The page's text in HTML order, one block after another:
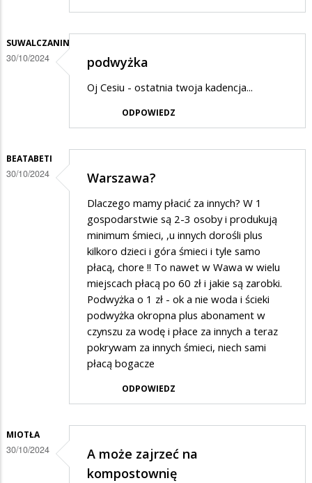
SUWALCZANIN
30/10/2024 podwyżka
Oj Cesiu - ostatnia twoja kadencja...
ODPOWIEDZ
BEATABETI
30/10/2024 Warszawa?
Dlaczego mamy płacić za innych? W 1
gospodarstwie są 2-3 osoby i produkują
minimum śmieci, ,u innych dorośli plus
kilkoro dzieci i góra śmieci i tyle samo
płacą, chore !! To nawet w Wawa w wielu
miejscach płacą po 60 zł i jakie są zarobki.
Podwyżka o 1 zł - ok a nie woda i ścieki
podwyżka okropna plus abonament w
czynszu za wodę i płace za innych a teraz
pokrywam za innych śmieci, niech sami
płacą bogacze
ODPOWIEDZ
MIOTŁA
30/10/2024
A może zajrzeć na
kompostownię